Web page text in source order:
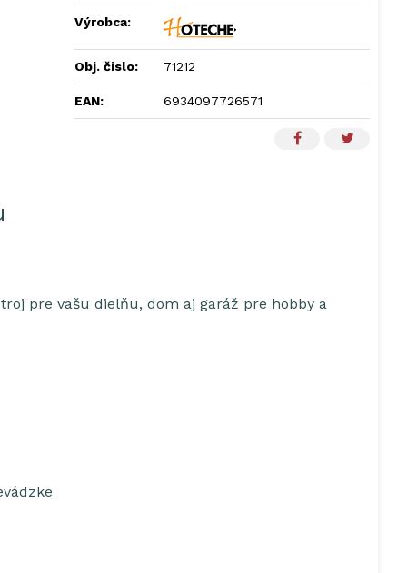
Výrobca:
Obj. čislo: 71212
EAN: 6934097726571
pre vašu dielňu, dom aj garáž pre hobby a